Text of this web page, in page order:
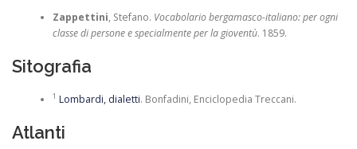
Zappettini, Stefano. Vocabolario bergamasco-italiano: per ogni
classe di persone e specialmente per la gioventù. 1859.
Sitografia
1 Lombardi, dialetti. Bonfadini, Enciclopedia Treccani.
Atlanti